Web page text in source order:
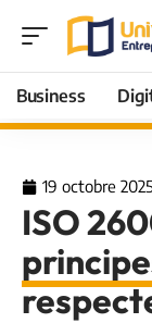
Business
19 octobre
ISO